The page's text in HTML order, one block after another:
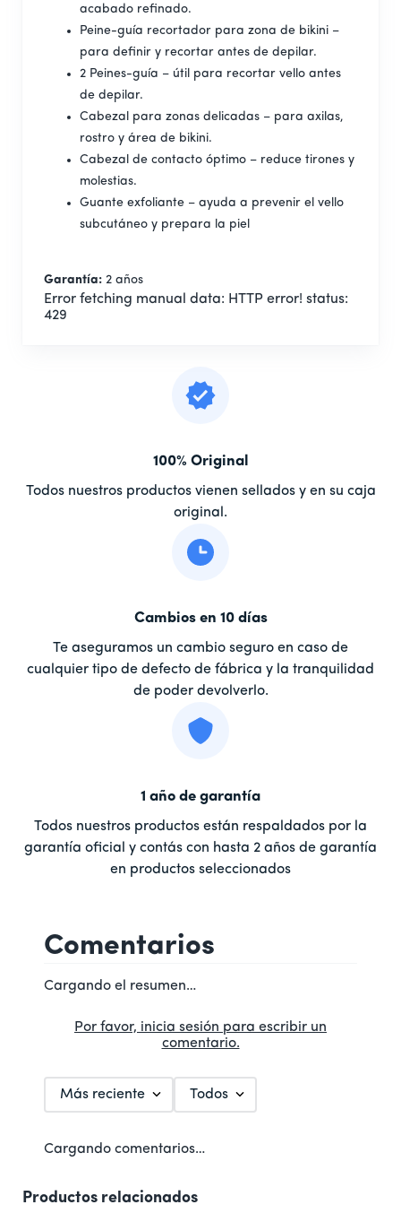
acabado refinado.
Peine-guía recortador para zona de bikini –
para definir y recortar antes de depilar.
2 Peines-guía – útil para recortar vello antes
de depilar.
Cabezal para zonas delicadas – para axilas,
rostro y área de bikini.
Cabezal de contacto óptimo – reduce tirones y
molestias.
Guante exfoliante – ayuda a prevenir el vello
subcutáneo y prepara la piel
Garantía: 2 años
Error fetching manual data: HTTP error! status:
429
100% Original
Todos nuestros productos vienen sellados y en su caja
original.
Cambios en 10 días
Te aseguramos un cambio seguro en caso de
cualquier tipo de defecto de fábrica y la tranquilidad
de poder devolverlo.
1 año de garantía
Todos nuestros productos están respaldados por la
garantía oficial y contás con hasta 2 años de garantía
en productos seleccionados
Comentarios
Cargando el resumen…
Por favor, inicia sesión para escribir un
comentario.
Más reciente Todos
Cargando comentarios…
Productos relacionados